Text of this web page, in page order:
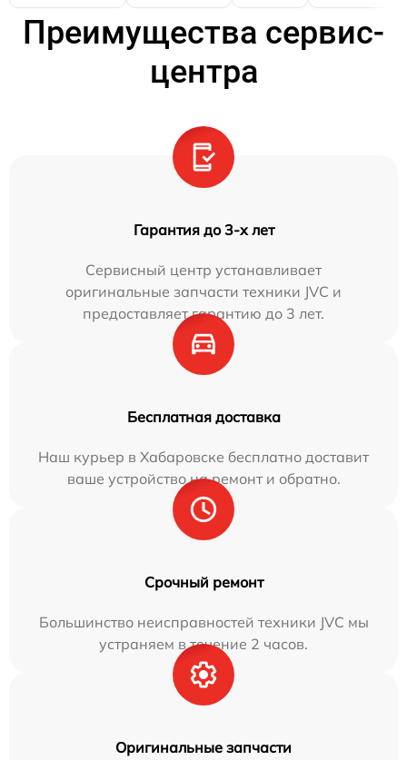
Преимущества сервис-
центра
Гарантия до 3-х лет
Сервисный центр устанавливает
оригинальные запчасти техники JVC и
предоставляет гарантию до 3 лет.
Бесплатная доставка
Наш курьер в Хабаровске бесплатно доставит
ваше устройство на ремонт и обратно.
Срочный ремонт
Большинство неисправностей техники JVC мы
устраняем в течение 2 часов.
Оригинальные запчасти